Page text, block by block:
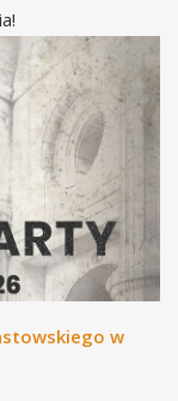
w